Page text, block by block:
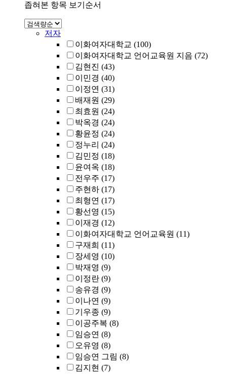
좁혀본 항목 보기순서
저자
이화여자대학교 (100)
이화여자대학교 언어교육원 지음 (72)
김현진 (43)
이민경 (40)
이정연 (31)
배재원 (29)
최효원 (24)
박옥경 (24)
황윤정 (24)
정누리 (24)
김민정 (18)
윤여옥 (18)
전우주 (17)
주현하 (17)
최형연 (17)
황선영 (15)
이재경 (12)
이화여자대학교 언어교육원 (11)
구재희 (11)
장세영 (10)
박재영 (9)
이정란 (9)
송유경 (9)
이나연 (9)
기우종 (9)
이공주복 (8)
임승연 (8)
오유영 (8)
임승연 그림 (8)
김지현 (7)